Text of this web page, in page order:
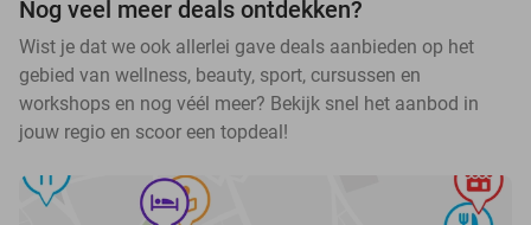
Nog veel meer deals ontdekken?
Wist je dat we ook allerlei gave deals aanbieden op het
gebied van wellness, beauty, sport, cursussen en
workshops en nog véél meer? Bekijk snel het aanbod in
jouw regio en scoor een topdeal!